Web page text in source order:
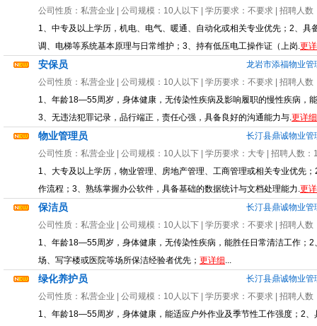
公司性质： 私营企业 | 公司规模： 10人以下 | 学历要求： 不要求 | 招聘人数
1、中专及以上学历，机电、电气、暖通、自动化或相关专业优先；2、
调、电梯等系统基本原理与日常维护；3、持有低压电工操作证（上岗.更
安保员
龙岩市添福物业管
公司性质： 私营企业 | 公司规模： 10人以下 | 学历要求： 不要求 | 招聘人数
1、年龄18—55周岁，身体健康，无传染性疾病及影响履职的慢性疾病，
3、无违法犯罪记录，品行端正，责任心强，具备良好的沟通能力与.更详细
物业管理员
长汀县鼎诚物业管
公司性质： 私营企业 | 公司规模： 10人以下 | 学历要求： 大专 | 招聘人数：
1、大专及以上学历，物业管理、房地产管理、工商管理或相关专业优先
作流程；3、熟练掌握办公软件，具备基础的数据统计与文档处理能力.更
保洁员
长汀县鼎诚物业管
公司性质： 私营企业 | 公司规模： 10人以下 | 学历要求： 不要求 | 招聘人数
1、年龄18—55周岁，身体健康，无传染性疾病，能胜任日常清洁工作；
场、写字楼或医院等场所保洁经验者优先； 更详细...
绿化养护员
长汀县鼎诚物业管
公司性质： 私营企业 | 公司规模： 10人以下 | 学历要求： 不要求 | 招聘人数
1、年龄18—55周岁，身体健康，能适应户外作业及季节性工作强度；2